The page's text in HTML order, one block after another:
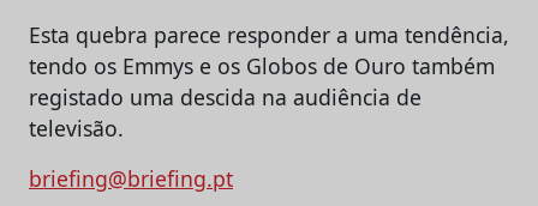
Esta quebra parece responder a uma tendência,
tendo os Emmys e os Globos de Ouro também
registado uma descida na audiência de
televisão.
briefing@briefing.pt